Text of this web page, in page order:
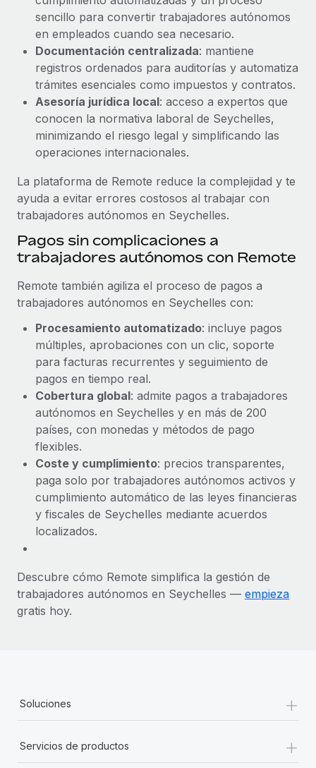
Prestaciones
Gestiona las prestaciones de los empleados sin
complicaciones.
Más información
Pento se convierte en un empleador equitativo
con Remote
Gestionar las nóminas internamente es complicado. Tardas
Más información
sencillo para convertir trabajadores autónomos
en empleados cuando sea necesario.
Documentación centralizada: mantiene
registros ordenados para auditorías y automatiza
trámites esenciales como impuestos y contratos.
Asesoría jurídica local: acceso a expertos que
conocen la normativa laboral de Seychelles,
minimizando el riesgo legal y simplificando las
operaciones internacionales.
La plataforma de Remote reduce la complejidad y te
ayuda a evitar errores costosos al trabajar con
trabajadores autónomos en Seychelles.
Pagos sin complicaciones a
trabajadores autónomos con Remote
Remote también agiliza el proceso de pagos a
trabajadores autónomos en Seychelles con:
Procesamiento automatizado: incluye pagos
múltiples, aprobaciones con un clic, soporte
para facturas recurrentes y seguimiento de
pagos en tiempo real.
Cobertura global: admite pagos a trabajadores
autónomos en Seychelles y en más de 200
países, con monedas y métodos de pago
flexibles.
Coste y cumplimiento: precios transparentes,
paga solo por trabajadores autónomos activos y
cumplimiento automático de las leyes financieras
y fiscales de Seychelles mediante acuerdos
localizados.
Descubre cómo Remote simplifica la gestión de
trabajadores autónomos en Seychelles — empieza
gratis hoy.
Soluciones +
Servicios de productos +